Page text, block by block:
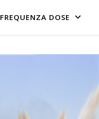
FREQUENZA DOSE